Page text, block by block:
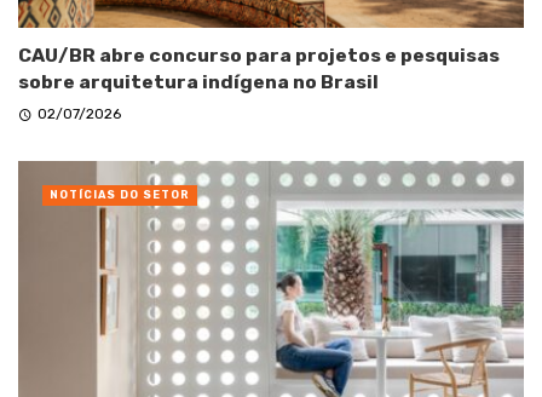
CAU/BR abre concurso para projetos e pesquisas
sobre arquitetura indígena no Brasil
02/07/2026
NOTÍCIAS DO SETOR